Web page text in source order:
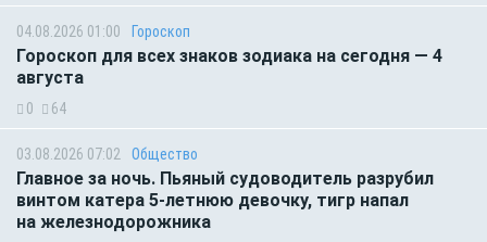
04.08.2026 01:00 Гороскоп
Гороскоп для всех знаков зодиака на сегодня — 4
августа
0 64
03.08.2026 07:02 Общество
Главное за ночь. Пьяный судоводитель разрубил
винтом катера 5-летнюю девочку, тигр напал
на железнодорожника